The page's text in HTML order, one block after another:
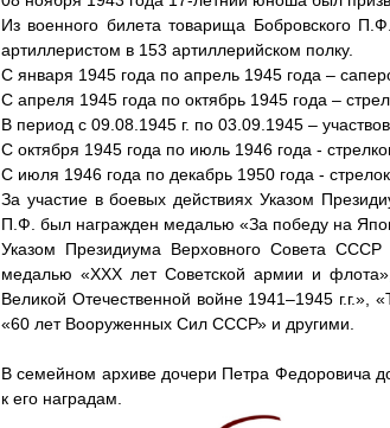
Из военного билета товарища Бобровского
артиллеристом в 153 артиллерийском полку.
С января 1945 года по апрель 1945 года –
С апреля 1945 года по октябрь 1945 года –
В период с 09.08.1945 г. по 03.09.1945 –
С октября 1945 года по июль 1946 года -
С июля 1946 года по декабрь 1950 года -
За участие в боевых действиях Указом
П.Ф. был награжден медалью «За победу на
Указом Президиума Верховного Совета
медалью «ХХХ лет Советской армии и
Великой Отечественной войне 1941–1945 г.г.»,
«60 лет Вооруженных Сил СССР» и другими.
В семейном архиве дочери Петра Федоровича
к его наградам.